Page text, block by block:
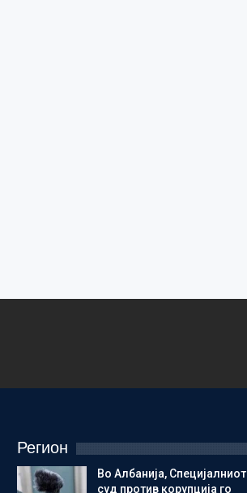
Регион
Во Албанија, Специјалниот
суд против корупција го